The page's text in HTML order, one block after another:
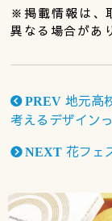
※掲載情報は、
異なる場合があ
PREV 地元高
考えるデザイン
NEXT 花フェ